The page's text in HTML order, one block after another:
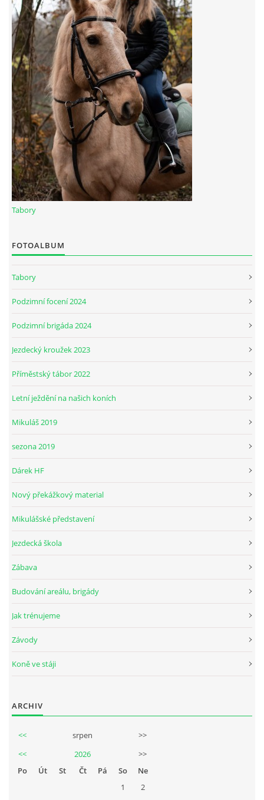
ČLENOVÉ RYCHVALDU 2023
7:4 (VELKÝ PÁTEK) KROUŽEK NEBUDE
JARNÍ BRIGÁDA 20.5.2023
DNE 17.11.2023 KROUŽEK JEZDECTVÍ NENÍ
DĚKUJEME MĚSTU RYCHVALD ZA DOTACI V ROCE 2023
NABÍZÍME BRIGÁDU U NÁS VE STÁJI. PRO BLIŽŠÍ INFO
VOLEJTE 604265192
JARNÍ BRIGÁDA SE ODKLÁDÁ.
PODZIMNÍ BRIGÁDA 9.11.2024
VELKÝ PÁTEK-18.4 KROUŽEK BUDE NORMÁLNĚ PROBÍHAT
PRAZDNINOVÝ KROUŽEK
Tabory
FOTOALBUM
Tabory
Podzimní focení 2024
Podzimní brigáda 2024
Jezdecký kroužek 2023
Příměstský tábor 2022
Letní ježdění na našich koních
Mikuláš 2019
sezona 2019
Dárek HF
Nový překážkový material
Mikulášské představení
Jezdecká škola
Zábava
Budování areálu, brigády
Jak trénujeme
Závody
Koně ve stáji
ARCHIV
<< srpen
>>
<<
2026
>>
Po
Út St Čt Pá So
Ne
1
2